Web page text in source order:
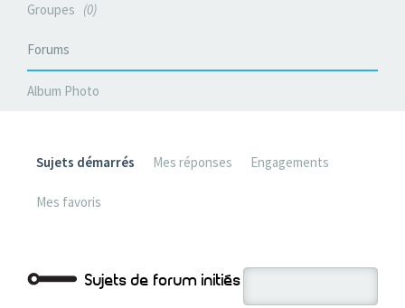
Groupes 0
Forums
Album Photo
Sujets démarrés Mes réponses Engagements
Mes favoris
Sujets de forum initiés